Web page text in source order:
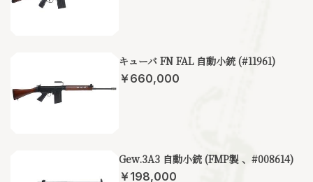
キューバ FN FAL 自動小銃 (#11961)
￥660,000
Gew.3A3 自動小銃 (FMP製 、#008614)
￥198,000